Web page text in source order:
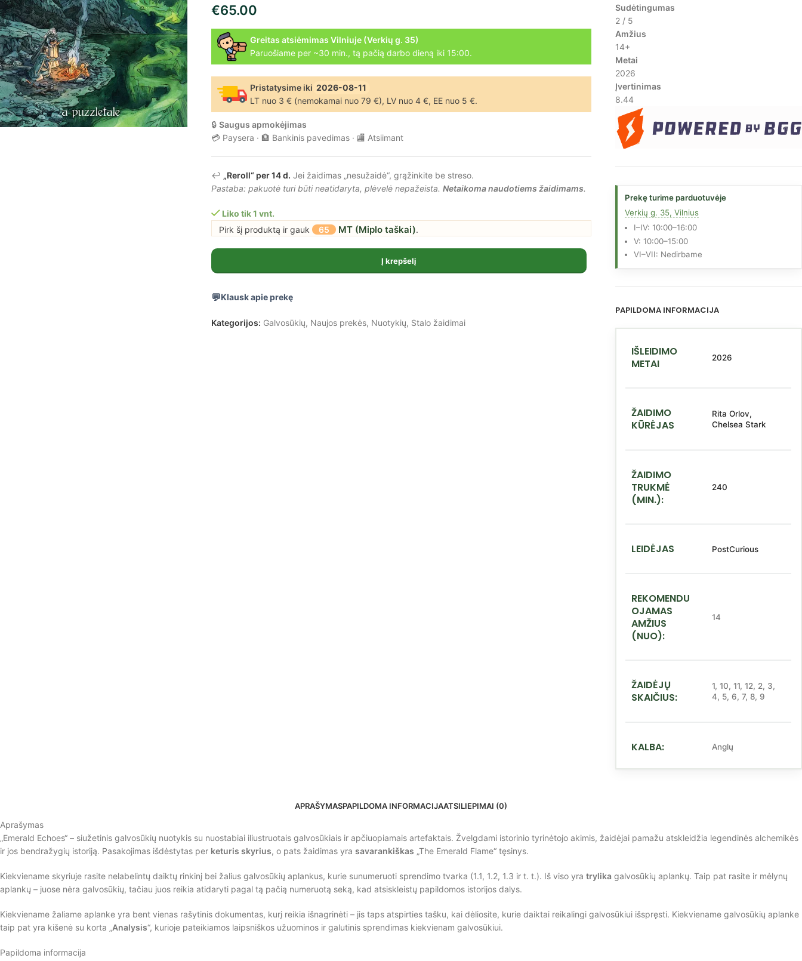
€65.00
Greitas atsiėmimas Vilniuje (Verkių g. 35)
Paruošiame per ~30 min., tą pačią darbo dieną iki 15:00.
Pristatysime iki 2026-08-11
LT nuo 3 € (nemokamai nuo 79 €), LV nuo 4 €, EE nuo 5 €.
🔒 Saugus apmokėjimas
💳 Paysera · 🏦 Bankinis pavedimas · 🏬 Atsiimant
↩️ „Reroll“ per 14 d. Jei žaidimas „nesužaidė“, grąžinkite be streso.
Pastaba: pakuotė turi būti neatidaryta, plėvelė nepažeista. Netaikoma naudotiems žaidimams.
Liko tik 1 vnt.
Pirk šį produktą ir gauk
65 MT (Miplo taškai).
Į krepšelį
Klausk apie prekę
Kategorijos: Galvosūkių, Naujos prekės, Nuotykių, Stalo žaidimai
Sudėtingumas
2 / 5
Amžius
14+
Metai
2026
Įvertinimas
8.44
Prekę turime parduotuvėje
Verkių g. 35, Vilnius
I–IV: 10:00–16:00
V: 10:00–15:00
VI–VII: Nedirbame
PAPILDOMA INFORMACIJA
IŠLEIDIMO
METAI
2026
ŽAIDIMO
KŪRĖJAS
Rita Orlov,
Chelsea Stark
ŽAIDIMO
TRUKMĖ
(MIN.):
240
LEIDĖJAS PostCurious
REKOMENDU
OJAMAS
AMŽIUS
(NUO):
14
ŽAIDĖJŲ
SKAIČIUS:
1,10,11,12, 2, 3,
4, 5,6,7,8, 9
KALBA: Anglų
APRAŠYMASPAPILDOMA INFORMACIJAATSILIEPIMAI (0)
Aprašymas
„Emerald Echoes“ – siužetinis galvosūkių nuotykis su nuostabiai iliustruotais galvosūkiais ir apčiuopiamais artefaktais. Žvelgdami istorinio tyrinėtojo akimis, žaidėjai pamažu atskleidžia legendinės alchemikės
ir jos bendražygių istoriją. Pasakojimas išdėstytas per keturis skyrius, o pats žaidimas yra savarankiškas „The Emerald Flame“ tęsinys.
Kiekviename skyriuje rasite nelabelintų daiktų rinkinį bei žalius galvosūkių aplankus, kurie sunumeruoti sprendimo tvarka (1.1, 1.2, 1.3 ir t. t.). Iš viso yra trylika galvosūkių aplankų. Taip pat rasite ir mėlynų
aplankų – juose nėra galvosūkių, tačiau juos reikia atidaryti pagal tą pačią numeruotą seką, kad atsiskleistų papildomos istorijos dalys.
Kiekviename žaliame aplanke yra bent vienas rašytinis dokumentas, kurį reikia išnagrinėti – jis taps atspirties tašku, kai dėliosite, kurie daiktai reikalingi galvosūkiui išspręsti. Kiekviename galvosūkių aplanke
taip pat yra kišenė su korta „ Analysis“, kurioje pateikiamos laipsniškos užuominos ir galutinis sprendimas kiekvienam galvosūkiui.
Papildoma informacija